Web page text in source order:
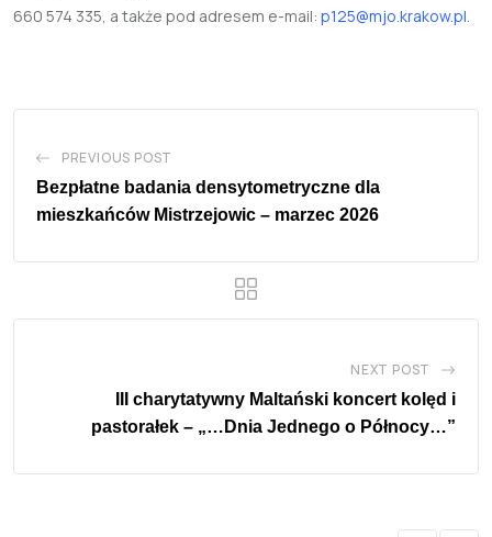
660 574 335, a także pod adresem e-mail: p125@mjo.krakow.pl.
PREVIOUS POST
Bezpłatne badania densytometryczne dla
mieszkańców Mistrzejowic – marzec 2026
NEXT POST
III charytatywny Maltański koncert kolęd i
pastorałek – „…Dnia Jednego o Północy…”